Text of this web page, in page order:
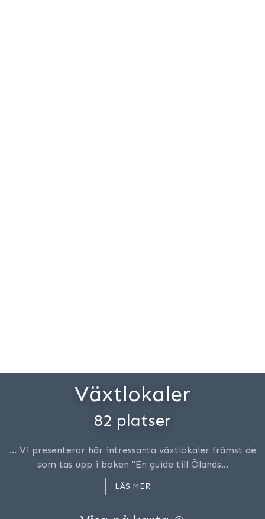
Växtlokaler
82 platser
… Vi presenterar här intressanta växtlokaler främst de
som tas upp i boken "En guide till Ölands…
LÄS MER